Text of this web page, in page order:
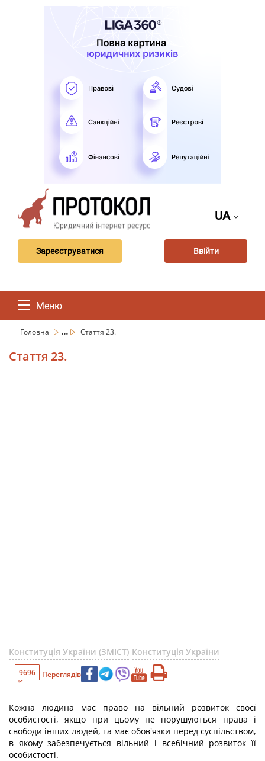
UA
Зареєструватися Ввійти
Меню
Головна ... Стаття 23.
Стаття 23.
Конституція України (ЗМІСТ) Конституція України
9696 Переглядів
Кожна людина має право на вільний розвиток своєї
особистості, якщо при цьому не порушуються права і
свободи інших людей, та має обов'язки перед суспільством,
в якому забезпечується вільний і всебічний розвиток її
особистості.